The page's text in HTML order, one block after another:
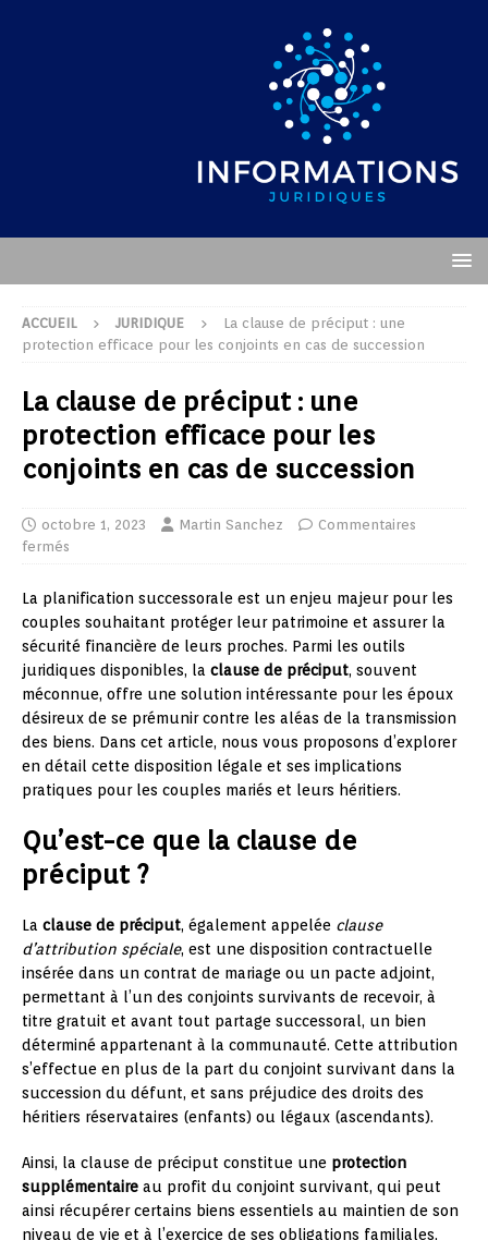
ACCUEIL JURIDIQUE
La clause de préciput : une
protection efficace pour les conjoints en cas de succession
La clause de préciput : une
protection efficace pour les
conjoints en cas de succession
octobre 1, 2023 Martin Sanchez
Commentaires
fermés
La planification successorale est un enjeu majeur pour les
couples souhaitant protéger leur patrimoine et assurer la
sécurité financière de leurs proches. Parmi les outils
juridiques disponibles, la clause de préciput, souvent
méconnue, offre une solution intéressante pour les époux
désireux de se prémunir contre les aléas de la transmission
des biens. Dans cet article, nous vous proposons d’explorer
en détail cette disposition légale et ses implications
pratiques pour les couples mariés et leurs héritiers.
Qu’est-ce que la clause de
préciput ?
La clause de préciput, également appelée clause
d’attribution spéciale, est une disposition contractuelle
insérée dans un contrat de mariage ou un pacte adjoint,
permettant à l’un des conjoints survivants de recevoir, à
titre gratuit et avant tout partage successoral, un bien
déterminé appartenant à la communauté. Cette attribution
s’effectue en plus de la part du conjoint survivant dans la
succession du défunt, et sans préjudice des droits des
héritiers réservataires (enfants) ou légaux (ascendants).
Ainsi, la clause de préciput constitue une protection
supplémentaire au profit du conjoint survivant, qui peut
ainsi récupérer certains biens essentiels au maintien de son
niveau de vie et à l’exercice de ses obligations familiales,